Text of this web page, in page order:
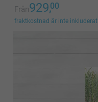
Från929,00
fraktkostnad är inte inkluderat